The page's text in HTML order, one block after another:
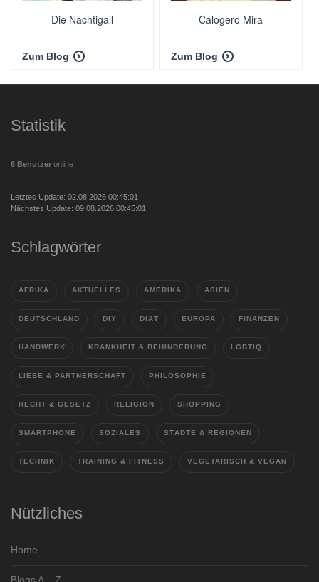
Die Nachtigall
Zum Blog
Calogero Mira
Zum Blog
Statistik
6 Benutzer online
Letztes Update: 02.08.2026 00:45:01
Nächstes Update: 09.08.2026 00:45:01
Schlagwörter
AFRIKA AKTUELLES AMERIKA ASIEN
DEUTSCHLAND DIY DIÄT EUROPA FINANZEN
HANDWERK KRANKHEIT & BEHINDERUNG LGBTIQ
LIEBE & PARTNERSCHAFT PHILOSOPHIE
RECHT & GESETZ RELIGION SHOPPING
SMARTPHONE SOZIALES STÄDTE & REGIONEN
TECHNIK TRAINING & FITNESS VEGETARISCH & VEGAN
Nützliches
Home